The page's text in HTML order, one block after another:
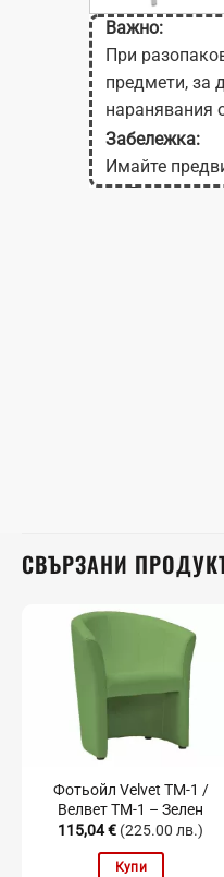
Важно:
При
предмети, за
наранявания
Забележка:
Имайте
на Вашия
СВЪРЗАНИ
Фотьойл Velvet TM-1 /
Велвет TM-1 – Зелен
115,04€ (225.00 лв.)
Купи